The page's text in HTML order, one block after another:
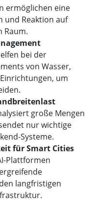
ermöglichen eine
und Reaktion auf
Raum.
bei der
von Wasser,
um
große Mengen
nur wichtige
Systeme.
für Smart Cities
Plattformen
langfristigen